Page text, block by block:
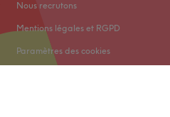
Nous recrutons
Mentions légales et RGPD
Paramètres des cookies